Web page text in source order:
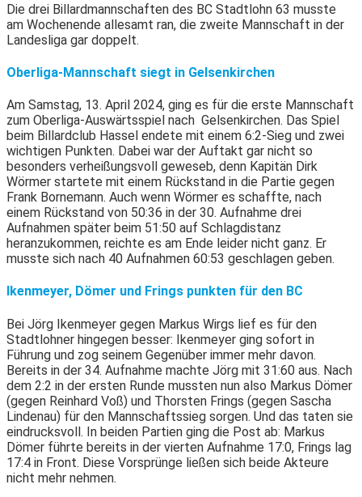
Die drei Billardmannschaften des BC Stadtlohn 63 musste
am Wochenende allesamt ran, die zweite Mannschaft in der
Landesliga gar doppelt.
Oberliga-Mannschaft siegt in Gelsenkirchen
Am Samstag, 13. April 2024, ging es für die erste Mannschaft
zum Oberliga-Auswärtsspiel nach Gelsenkirchen. Das Spiel
beim Billardclub Hassel endete mit einem 6:2-Sieg und zwei
wichtigen Punkten. Dabei war der Auftakt gar nicht so
besonders verheißungsvoll geweseb, denn Kapitän Dirk
Wörmer startete mit einem Rückstand in die Partie gegen
Frank Bornemann. Auch wenn Wörmer es schaffte, nach
einem Rückstand von 50:36 in der 30. Aufnahme drei
Aufnahmen später beim 51:50 auf Schlagdistanz
heranzukommen, reichte es am Ende leider nicht ganz. Er
musste sich nach 40 Aufnahmen 60:53 geschlagen geben.
Ikenmeyer, Dömer und Frings punkten für den BC
Bei Jörg Ikenmeyer gegen Markus Wirgs lief es für den
Stadtlohner hingegen besser: Ikenmeyer ging sofort in
Führung und zog seinem Gegenüber immer mehr davon.
Bereits in der 34. Aufnahme machte Jörg mit 31:60 aus. Nach
dem 2:2 in der ersten Runde mussten nun also Markus Dömer
(gegen Reinhard Voß) und Thorsten Frings (gegen Sascha
Lindenau) für den Mannschaftssieg sorgen. Und das taten sie
eindrucksvoll. In beiden Partien ging die Post ab: Markus
Dömer führte bereits in der vierten Aufnahme 17:0, Frings lag
17:4 in Front. Diese Vorsprünge ließen sich beide Akteure
nicht mehr nehmen.